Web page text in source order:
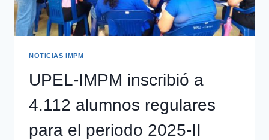
NOTICIAS IMPM
UPEL-IMPM inscribió a
4.112 alumnos regulares
para el periodo 2025-II